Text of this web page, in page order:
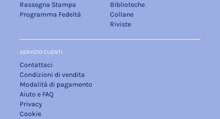
Rassegna Stampa
Programma Fedeltà
Biblioteche
Collane
Riviste
SERVIZIO CLIENTI
Contattaci
Condizioni di vendita
Modalità di pagamento
Aiuto e FAQ
Privacy
Cookie